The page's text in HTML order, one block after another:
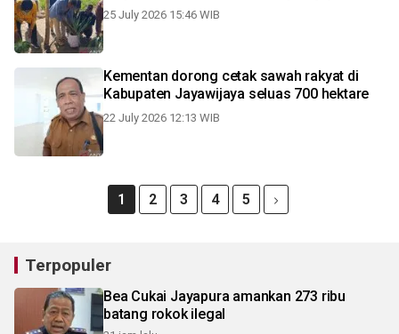
25 July 2026 15:46 WIB
Kementan dorong cetak sawah rakyat di
Kabupaten Jayawijaya seluas 700 hektare
22 July 2026 12:13 WIB
1 2 3 4 5
Terpopuler
Bea Cukai Jayapura amankan 273 ribu
batang rokok ilegal